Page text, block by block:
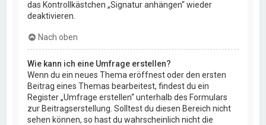
das Kontrollkästchen „Signatur anhängen“ wieder
deaktivieren.
Nach oben
Wie kann ich eine Umfrage erstellen?
Wenn du ein neues Thema eröffnest oder den ersten
Beitrag eines Themas bearbeitest, findest du ein
Register „Umfrage erstellen“ unterhalb des Formulars
zur Beitragserstellung. Solltest du diesen Bereich nicht
sehen können, so hast du wahrscheinlich nicht die